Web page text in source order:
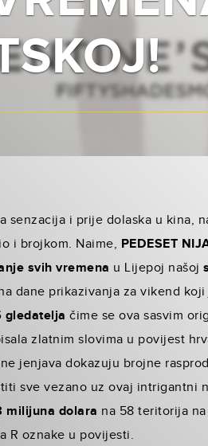
senzacija i prije dolaska u kina,
i brojkom. Naime, PEDESET
svih vremena u Lijepoj našoj
dane prikazivanja za vikend
gledateljačime se ova sasvim
zlatnim slovima u povijest
jenjava dokazuju brojne
sve veza­no uz ovaj intrigantni
milijuna dolara na 58 teritorija
R oznake u povijesti.